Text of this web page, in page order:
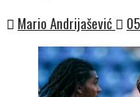
Mario Andrijašević